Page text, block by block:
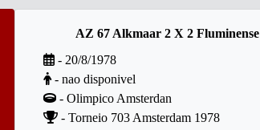
AZ 67 Alkmaar 2 X 2 Fluminense
- 20/8/1978
- nao disponivel
- Olimpico Amsterdan
- Torneio 703 Amsterdam 1978